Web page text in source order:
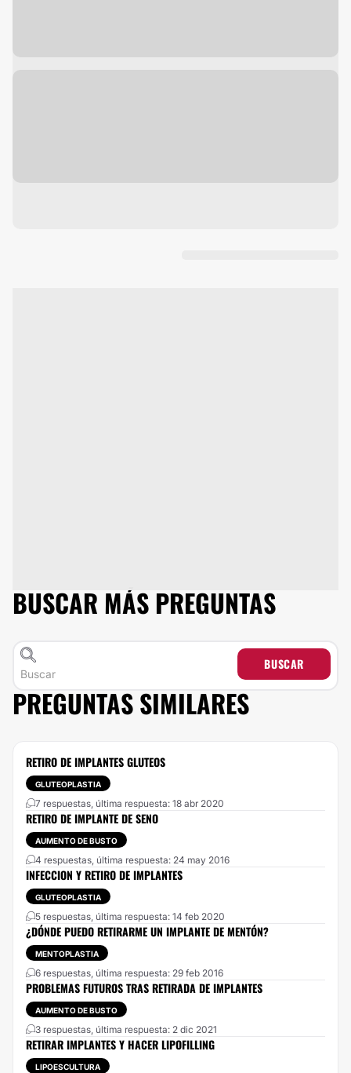
BUSCAR MÁS PREGUNTAS
BUSCAR
PREGUNTAS SIMILARES
RETIRO DE IMPLANTES GLUTEOS
GLUTEOPLASTIA
7 respuestas, última respuesta: 18 abr 2020
RETIRO DE IMPLANTE DE SENO
AUMENTO DE BUSTO
4 respuestas, última respuesta: 24 may 2016
INFECCION Y RETIRO DE IMPLANTES
GLUTEOPLASTIA
5 respuestas, última respuesta: 14 feb 2020
¿DÓNDE PUEDO RETIRARME UN IMPLANTE DE MENTÓN?
MENTOPLASTIA
6 respuestas, última respuesta: 29 feb 2016
PROBLEMAS FUTUROS TRAS RETIRADA DE IMPLANTES
AUMENTO DE BUSTO
3 respuestas, última respuesta: 2 dic 2021
RETIRAR IMPLANTES Y HACER LIPOFILLING
LIPOESCULTURA